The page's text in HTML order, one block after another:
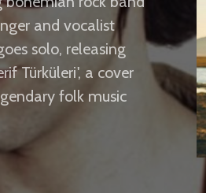
and vocalist
solo, releasing
Türküleri', a cover
folk music